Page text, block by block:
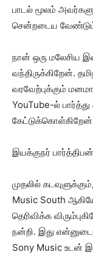
பாடல் மூலம்
சென்றடைய
நான் ஒரு
வந்திருக்கிறேன்.
வரவேற்புக்கும்
YouTube-ல்
இயக்குநர்
முதலில்
Music South
தெரிவிக்க
நன்றி. இது
Sony Music உடன்